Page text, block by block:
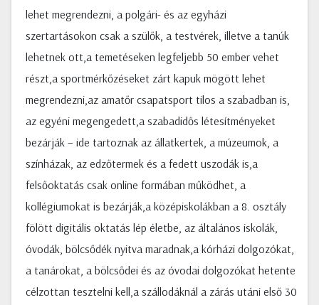
lehet megrendezni, a polgári- és az egyházi
szertartásokon csak a szülők, a testvérek, illetve a tanúk
lehetnek ott,a temetéseken legfeljebb 50 ember vehet
részt,a sportmérkőzéseket zárt kapuk mögött lehet
megrendezni,az amatőr csapatsport tilos a szabadban is,
az egyéni megengedett,a szabadidős létesítményeket
bezárják – ide tartoznak az állatkertek, a múzeumok, a
színházak, az edzőtermek és a fedett uszodák is,a
felsőoktatás csak online formában működhet, a
kollégiumokat is bezárják,a középiskolákban a 8. osztály
fölött digitális oktatás lép életbe, az általános iskolák,
óvodák, bölcsődék nyitva maradnak,a kórházi dolgozókat,
a tanárokat, a bölcsődei és az óvodai dolgozókat hetente
célzottan tesztelni kell,a szállodáknál a zárás utáni első 30